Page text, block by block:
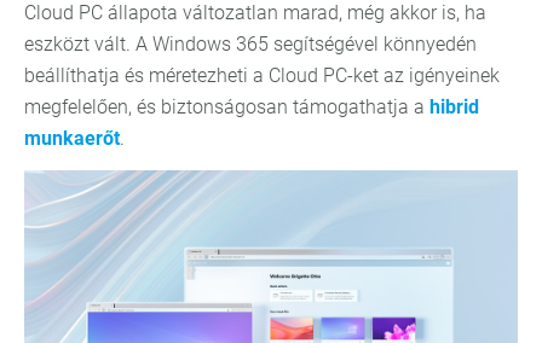
Cloud PC állapota változatlan marad, még akkor is, ha
eszközt vált. A Windows 365 segítségével könnyedén
beállíthatja és méretezheti a Cloud PC-ket az igényeinek
megfelelően, és biztonságosan támogathatja a hibrid
munkaerőt.